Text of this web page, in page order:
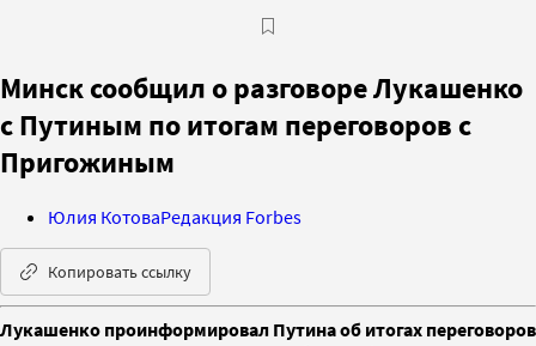
Минск сообщил о разговоре Лукашенко
с Путиным по итогам переговоров с
Пригожиным
Юлия КотоваРедакция Forbes
Копировать ссылку
Лукашенко проинформировал Путина об итогах переговоров